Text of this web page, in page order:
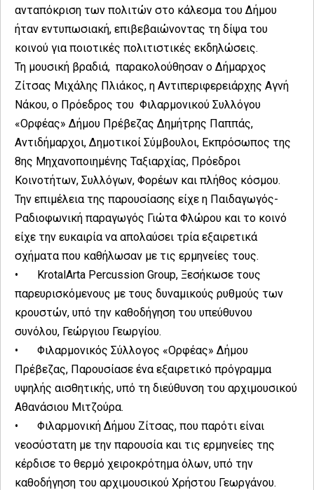
ανταπόκριση των πολιτών στο κάλεσμα του Δήμου
ήταν εντυπωσιακή, επιβεβαιώνοντας τη δίψα του
κοινού για ποιοτικές πολιτιστικές εκδηλώσεις.
Τη μουσική βραδιά, παρακολούθησαν ο Δήμαρχος
Ζίτσας Μιχάλης Πλιάκος, η Αντιπεριφερειάρχης Αγνή
Νάκου, ο Πρόεδρος του Φιλαρμονικού Συλλόγου
«Ορφέας» Δήμου Πρέβεζας Δημήτρης Παππάς,
Αντιδήμαρχοι, Δημοτικοί Σύμβουλοι, Εκπρόσωπος της
8ης Μηχανοποιημένης Ταξιαρχίας, Πρόεδροι
Κοινοτήτων, Συλλόγων, Φορέων και πλήθος κόσμου.
Την επιμέλεια της παρουσίασης είχε η Παιδαγωγός-
Ραδιοφωνική παραγωγός Γιώτα Φλώρου και το κοινό
είχε την ευκαιρία να απολαύσει τρία εξαιρετικά
σχήματα που καθήλωσαν με τις ερμηνείες τους.
•
KrotalArta Percussion Group, Ξεσήκωσε τους
παρευρισκόμενους με τους δυναμικούς ρυθμούς των
κρουστών, υπό την καθοδήγηση του υπεύθυνου
συνόλου, Γεώργιου Γεωργίου.
•
Φιλαρμονικός Σύλλογος «Ορφέας» Δήμου
Πρέβεζας, Παρουσίασε ένα εξαιρετικό πρόγραμμα
υψηλής αισθητικής, υπό τη διεύθυνση του αρχιμουσικού
Αθανάσιου Μιτζούρα.
•
Φιλαρμονική Δήμου Ζίτσας, που παρότι είναι
νεοσύστατη με την παρουσία και τις ερμηνείες της
κέρδισε το θερμό χειροκρότημα όλων, υπό την
καθοδήγηση του αρχιμουσικού Χρήστου Γεωργάνου.